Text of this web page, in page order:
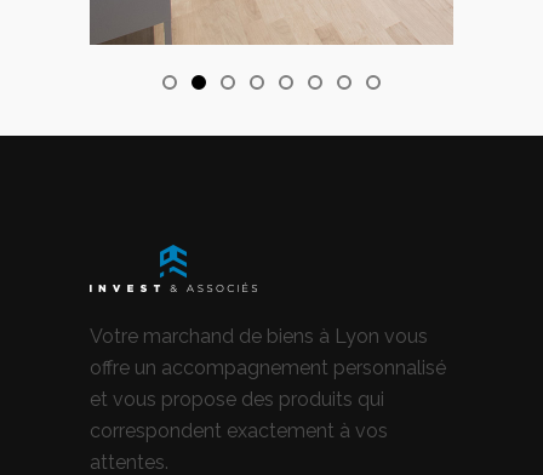
Votre marchand de biens à Lyon vous
offre un accompagnement personnalisé
et vous propose des produits qui
correspondent exactement à vos
attentes.